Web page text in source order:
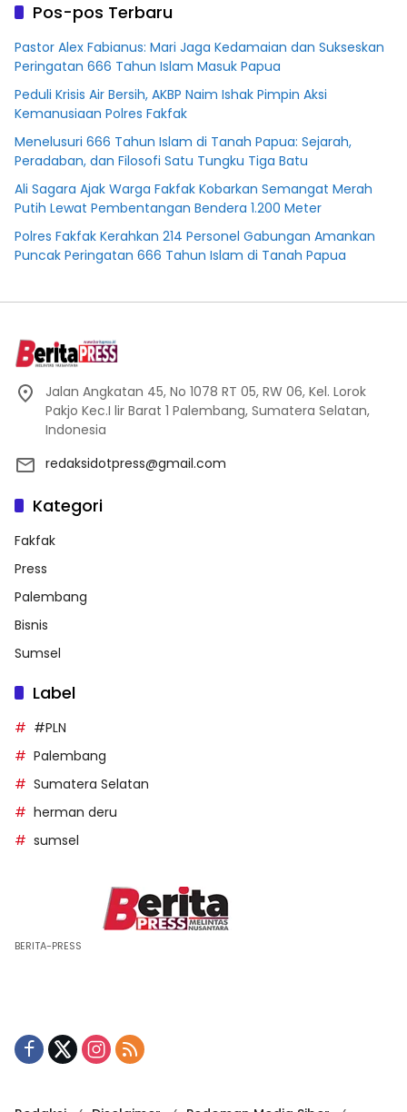
Pos-pos Terbaru
Pastor Alex Fabianus: Mari Jaga Kedamaian dan Sukseskan
Peringatan 666 Tahun Islam Masuk Papua
Peduli Krisis Air Bersih, AKBP Naim Ishak Pimpin Aksi
Kemanusiaan Polres Fakfak
Menelusuri 666 Tahun Islam di Tanah Papua: Sejarah,
Peradaban, dan Filosofi Satu Tungku Tiga Batu
Ali Sagara Ajak Warga Fakfak Kobarkan Semangat Merah
Putih Lewat Pembentangan Bendera 1.200 Meter
Polres Fakfak Kerahkan 214 Personel Gabungan Amankan
Puncak Peringatan 666 Tahun Islam di Tanah Papua
Jalan Angkatan 45, No 1078 RT 05, RW 06, Kel. Lorok
Pakjo Kec.I lir Barat 1 Palembang, Sumatera Selatan,
Indonesia
redaksidotpress@gmail.com
Kategori
Fakfak
Press
Palembang
Bisnis
Sumsel
Label
#PLN
Palembang
Sumatera Selatan
herman deru
sumsel
BERITA-PRESS